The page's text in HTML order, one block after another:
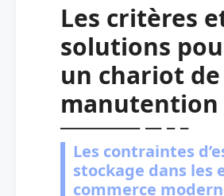
Les critères
solutions
un chariot de
Les contraintes
stockage dans les
commerce